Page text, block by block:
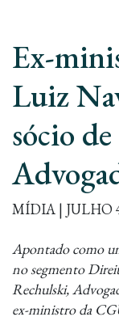
Ex-
Luiz
sócio
MÍDIA | JULHO
Apontado como
no segmento
Rechulski,
ex-ministro da